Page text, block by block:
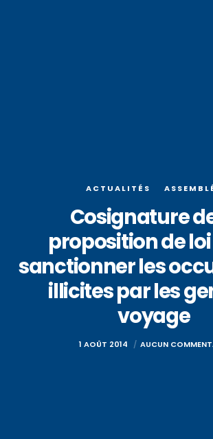
ACTUALITÉS
Cosignature
proposition de
sanctionner les
illicites par les
voyage
1 AOÛT 2014 AUCUN